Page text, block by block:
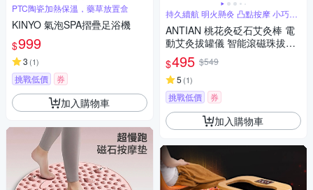
PTC陶瓷加熱保溫，藥草放置盒
KINYO 氣泡SPA摺疊足浴機
$999
3 (1)
挑戰低價 券
加入購物車
持久續航 明火懸灸 凸點按摩 小巧手
持
ANTIAN 桃花灸砭石艾灸棒 電
動艾灸拔罐儀 智能滾磁珠拔罐
按摩儀 吸罐艾灸器
$495 $549
5 (1)
挑戰低價 券
加入購物車